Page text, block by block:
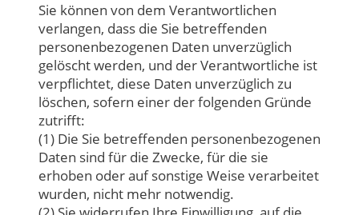
Sie können von dem Verantwortlichen
verlangen, dass die Sie betreffenden
personenbezogenen Daten unverzüglich
gelöscht werden, und der Verantwortliche ist
verpflichtet, diese Daten unverzüglich zu
löschen, sofern einer der folgenden Gründe
zutrifft:
(1) Die Sie betreffenden personenbezogenen
Daten sind für die Zwecke, für die sie
erhoben oder auf sonstige Weise verarbeitet
wurden, nicht mehr notwendig.